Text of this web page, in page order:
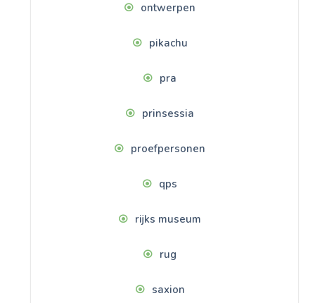
ontwerpen
pikachu
pra
prinsessia
proefpersonen
qps
rijks museum
rug
saxion